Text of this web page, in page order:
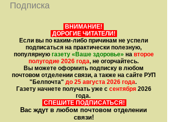
Подписка
ВНИМАНИЕ!
ДОРОГИЕ ЧИТАТЕЛИ!
Если вы по каким-либо причинам не успели
подписаться на практически полезную,
популярную газету «Ваше здоровье» на второе
полугодие 2026 года, не огорчайтесь.
Вы можете оформить подписку в любом
почтовом отделении связи, а также на сайте РУП
"Белпочта" до 25 августа 2026 года.
Газету начнете получать уже с сентября2026
года.
СПЕШИТЕ ПОДПИСАТЬСЯ!
Вас ждут в любом почтовом отделении
связи!